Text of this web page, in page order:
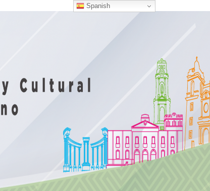
Spanish